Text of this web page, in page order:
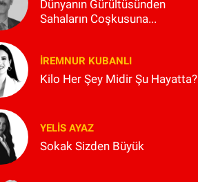
Dünyanın Gürültüsünden
Sahaların Coşkusuna...
İREMNUR KUBANLI
Kilo Her Şey Midir Şu Hayatta?
YELIS AYAZ
Sokak Sizden Büyük